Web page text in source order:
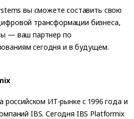
вы сможете составить свою
трансформации бизнеса,
— ваш партнер по
сегодня и в будущем.
российском ИТ-рынке с 1996 года и
IBS. Сегодня IBS Platformix